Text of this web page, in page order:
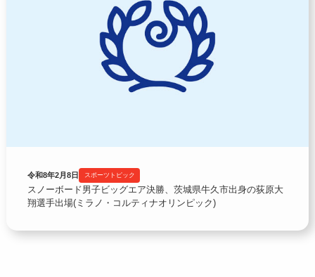
令和8年2月8日 スポーツトピック
スノーボード男子ビッグエア決勝、茨城県牛久市出身の荻原大
翔選手出場(ミラノ・コルティナオリンピック)